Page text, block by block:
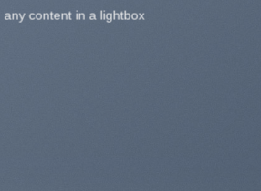
any content in a lightbox